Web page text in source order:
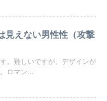
見えない男性性（攻撃
。難しいですが、デザインが
ロマン...